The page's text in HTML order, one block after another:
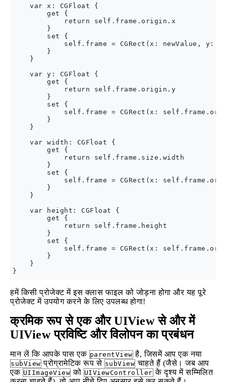
    var x: CGFloat {
        get {
            return self.frame.origin.x
        }
        set {
self.frame = CGRect(x: newValue, y:
        }
    }
    var y: CGFloat {
        get {
            return self.frame.origin.y
        }
        set {
self.frame = CGRect(x:
        }
    }
    var width: CGFloat {
        get {
            return self.frame.size.width
        }
        set {
self.frame = CGRect(x:
        }
    }
    var height: CGFloat {
        get {
            return self.frame.height
        }
        set {
self.frame = CGRect(x:
        }
    }
हमें किसी प्रोजेक्ट में इस क्लास फाइल को जोड़ना होगा और यह पूरे
प्रोजेक्ट में उपयोग करने के लिए उपलब्ध होगा!
क्रमिक रूप से एक और UIView से और में
UIView प्रविष्टि और विलोपन का प्रबंधन
मान लें कि आपके पास एक parentView है, जिसमें आप एक नया
subView प्रोग्रामेटिक रूप से subView चाहते हैं (जैसे। जब आप
एक UIImageView को UIViewController के दृश्य में सम्मिलित